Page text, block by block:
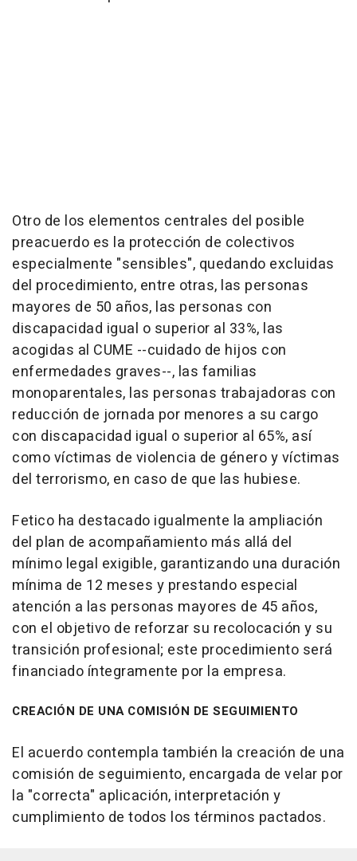
Otro de los elementos centrales del posible
preacuerdo es la protección de colectivos
especialmente "sensibles", quedando excluidas
del procedimiento, entre otras, las personas
mayores de 50 años, las personas con
discapacidad igual o superior al 33%, las
acogidas al CUME --cuidado de hijos con
enfermedades graves--, las familias
monoparentales, las personas trabajadoras con
reducción de jornada por menores a su cargo
con discapacidad igual o superior al 65%, así
como víctimas de violencia de género y víctimas
del terrorismo, en caso de que las hubiese.
Fetico ha destacado igualmente la ampliación
del plan de acompañamiento más allá del
mínimo legal exigible, garantizando una duración
mínima de 12 meses y prestando especial
atención a las personas mayores de 45 años,
con el objetivo de reforzar su recolocación y su
transición profesional; este procedimiento será
financiado íntegramente por la empresa.
CREACIÓN DE UNA COMISIÓN DE SEGUIMIENTO
El acuerdo contempla también la creación de una
comisión de seguimiento, encargada de velar por
la "correcta" aplicación, interpretación y
cumplimiento de todos los términos pactados.